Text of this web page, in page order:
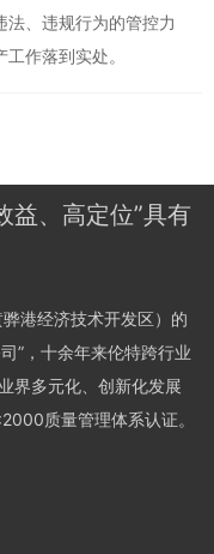
、违规行为的管控力
作落到实处。
益、高定位”具有
港经济技术开发区）的
”，十余年来伦特跨行业
界多元化、创新化发展
质量管理体系认证。